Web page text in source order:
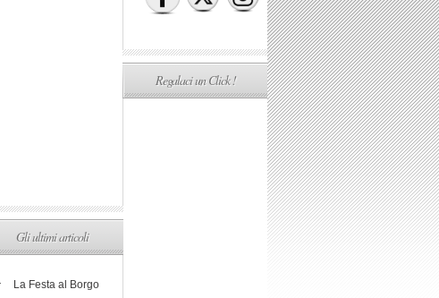
Gli ultimi articoli
La Festa al Borgo
Regalaci un Click !